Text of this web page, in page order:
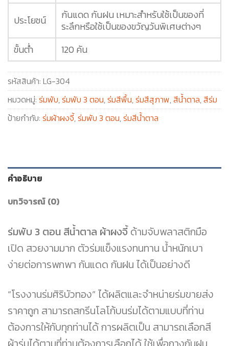
ประโยชน์
กันแดด กันฝน เหมาะสำหรับใช้เป็นของที่
ระลึกหรือใช้เป็นของขวัญวันพิเศษต่างๆ
ขั้นต่ำ
120 คัน
รหัสสินค้า: LG-304
หมวดหมู่: ร่มพับ,ร่มพับ 3 ตอน,ร่มสีพื้น,ร่มสีสุภาพ,สีน้ำตาล,สีร่ม
ป้ายกำกับ: ร่มผ้าผงจี้,ร่มพับ 3 ตอน,ร่มสีน้ำตาล
คำอธิบาย
บทวิจารณ์ (0)
ร่มพับ 3 ตอน สีน้ำตาล ผ้าผงจี้ด้ามจับพลาสติกมือ
เปิด สวยงามมาก ตัวร่มแข็งแรงทนทาน น้ำหนักเบา
ง่ายต่อการพกพา กันแดด กันฝน ได้เป็นอย่างดี
“โรงงานร่มศิริบัวทอง” ได้ผลิตและจำหน่ายร่มขายส่ง
ราคาถูก สามารถสกรีนโลโก้บนร่มได้ตามแบบที่ท่าน
ต้องการให้กับทุกท่านได้ การผลิตเป็น สามารถเลือกสี